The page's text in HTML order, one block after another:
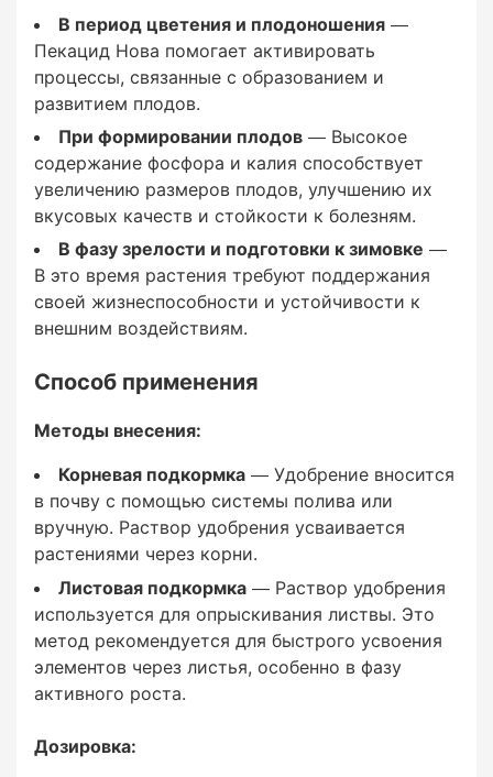
Способ применения
Методы внесения:
Корневая подкормка
системы полива или вручную. Раствор
удобрения усваивается растениями через
корни.
Листовая подкормка
— Раствор удобрения используется для
опрыскивания листвы. Это метод
рекомендуется для быстрого усвоения
элементов через листья, особенно в фазу
активного роста.
Дозировка:
В период цветения и плодоношения —
Пекацид Нова помогает активировать
процессы, связанные с образованием и
развитием плодов.
При формировании плодов — Высокое
содержание фосфора и калия способствует
увеличению размеров плодов, улучшению их
вкусовых качеств и стойкости к болезням.
В фазу зрелости и подготовки к зимовке —
В это время растения требуют поддержания
своей жизнеспособности и устойчивости к
внешним воздействиям.
Способ применения
Методы внесения:
Корневая подкормка — Удобрение вносится
в почву с помощью системы полива или
вручную. Раствор удобрения усваивается
растениями через корни.
Листовая подкормка — Раствор удобрения
используется для опрыскивания листвы. Это
метод рекомендуется для быстрого усвоения
элементов через листья, особенно в фазу
активного роста.
Дозировка: